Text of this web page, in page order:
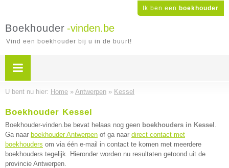
Ik ben een boekhouder
Boekhouder -vinden.be
Vind een boekhouder bij u in de buurt!
U bent nu hier: Home » Antwerpen » Kessel
Boekhouder Kessel
Boekhouder-vinden.be bevat helaas nog geen boekhouders in Kessel .
Ga naar boekhouder Antwerpen of ga naar direct contact met
boekhouders om via één e-mail in contact te komen met meerdere
boekhouders tegelijk. Hieronder worden nu resultaten getoond uit de
provincie Antwerpen.